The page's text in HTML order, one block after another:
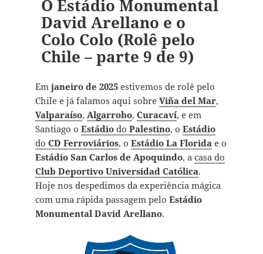
O Estádio Monumental
David Arellano e o
Colo Colo (Rolê pelo
Chile – parte 9 de 9)
Em janeiro de 2025estivemos de rolê pelo
Chile e já falamos aqui sobre Viña del Mar,
Valparaíso, Algarrobo, Curacaví, e em
Santiago o Estádio do Palestino, o Estádio
do CD Ferroviários, o Estádio La Floridae o
Estádio San Carlos de Apoquindo, a casa do
Club Deportivo Universidad Católica.
Hoje nos despedimos da experiência mágica
com uma rápida passagem pelo Estádio
Monumental David Arellano.